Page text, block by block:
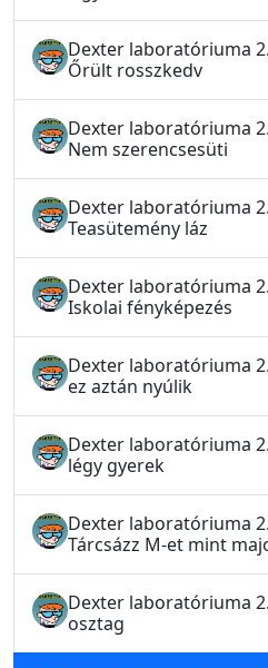
Dexter laboratóriuma
Őrült rosszkedv
Dexter laboratóriuma
Nem szerencsesüti
Dexter laboratóriuma
Teasütemény láz
Dexter laboratóriuma
Iskolai fényképezés
Dexter laboratóriuma
ez aztán nyúlik
Dexter laboratóriuma
légy gyerek
Dexter laboratóriuma
Tárcsázz M-et mint
Dexter laboratóriuma 2.
osztag